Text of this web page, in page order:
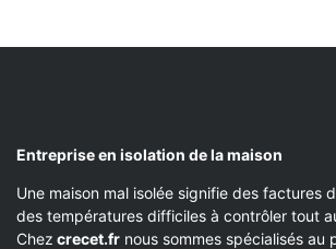
Entreprise en isolation de la maison
Une maison mal isolée signifie des factures
des températures difficiles à contrôler tout
Chez crecet.fr nous sommes spécialisés au